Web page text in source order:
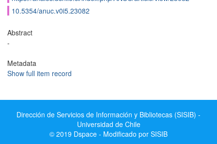
10.5354/anuc.v0i5.23082
Abstract
-
Metadata
Show full item record
Dirección de Servicios de Información y Bibliotecas (SISIB) -
Universidad de Chile
© 2019 Dspace - Modificado por SISIB